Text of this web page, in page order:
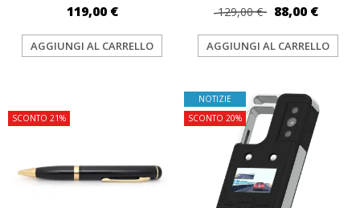
119,00 €
AGGIUNGI AL CARRELLO
129,00 € 88,00 €
AGGIUNGI AL CARRELLO
SCONTO 21%
NOTIZIE
SCONTO 20%